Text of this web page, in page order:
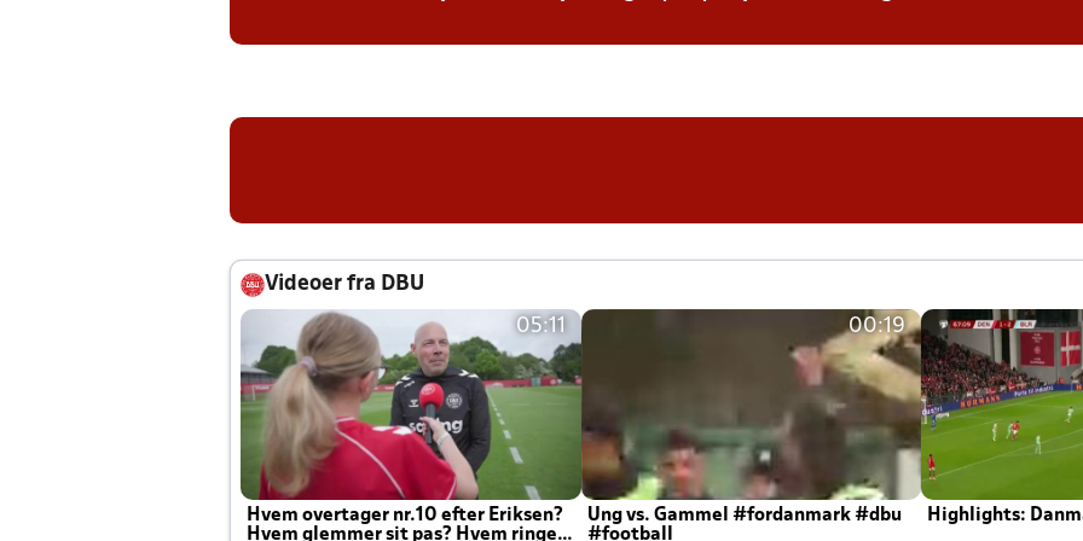
Videoer fra DBU
05:11
Hvem overtager nr.10 efter Eriksen?
Hvem glemmer sit pas? Hvem ringer
00:19
Ung vs. Gammel #fordanmark #dbu
#football
Highlights: